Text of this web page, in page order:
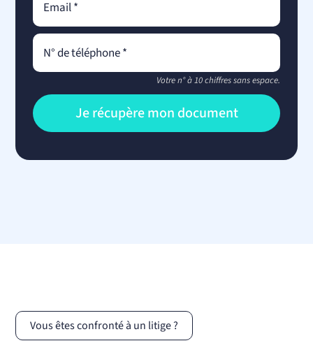
Votre n° à 10 chiffres sans espace.
Vous êtes confronté à un litige ?